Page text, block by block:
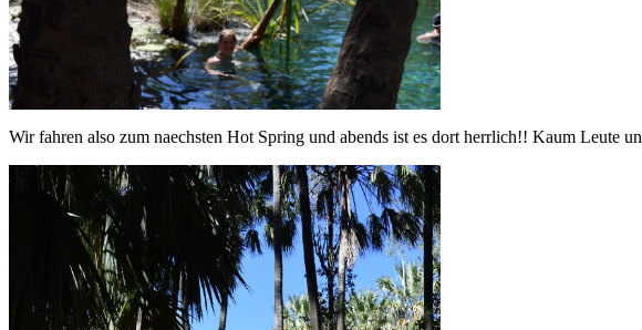
Wir fahren also zum naechsten Hot Spring und abends ist es dort herrlich!! Kaum Leute